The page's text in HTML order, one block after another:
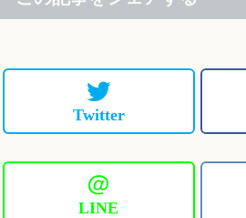
Twitter
＠
LINE